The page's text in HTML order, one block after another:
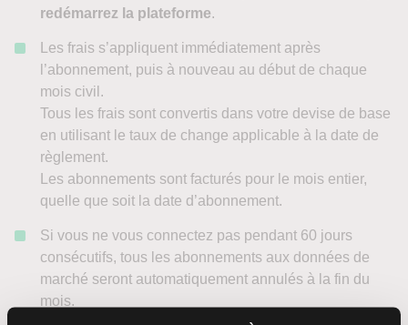
redémarrez la plateforme.
Les frais s’appliquent immédiatement après
l’abonnement, puis à nouveau au début de chaque
mois civil.
Tous les frais sont convertis dans votre devise de base
en utilisant le taux de change applicable à la date de
règlement.
Les abonnements sont facturés pour le mois entier,
quelle que soit la date d’abonnement.
Si vous ne vous connectez pas pendant 60 jours
consécutifs, tous les abonnements aux données de
marché seront automatiquement annulés à la fin du
mois.